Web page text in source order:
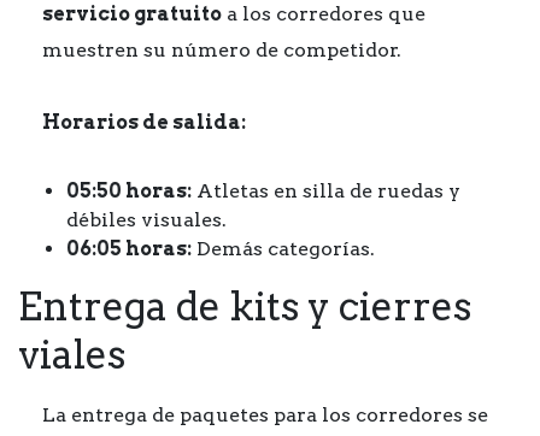
servicio gratuito a los corredores que
muestren su número de competidor.
Horarios de salida:
05:50 horas: Atletas en silla de ruedas y
débiles visuales.
06:05 horas: Demás categorías.
Entrega de kits y cierres
viales
La entrega de paquetes para los corredores se